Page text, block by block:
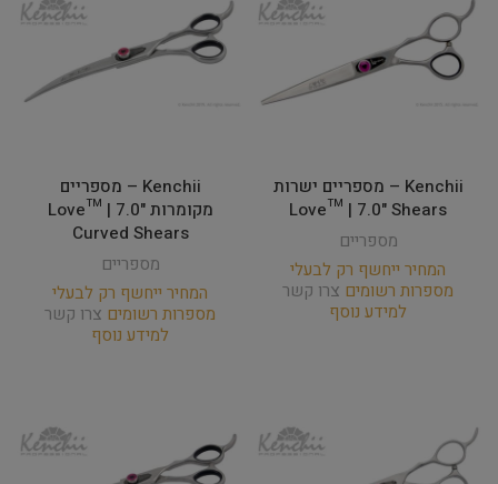
Kenchii – מספריים ישרות
Love­™ | 7.0" Shears
מספריים
המחיר ייחשף רק לבעלי
מספרות רשומים צרו קשר
למידע נוסף
Kenchii – מספריים
מקומרות Love­™ | 7.0"
Curved Shears
מספריים
המחיר ייחשף רק לבעלי
מספרות רשומים צרו קשר
למידע נוסף